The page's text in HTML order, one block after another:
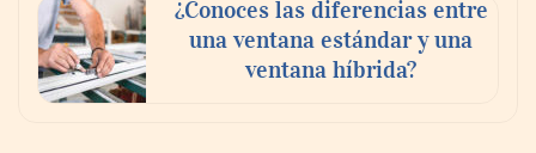
¿Conoces las diferencias entre
una ventana estándar y una
ventana híbrida?